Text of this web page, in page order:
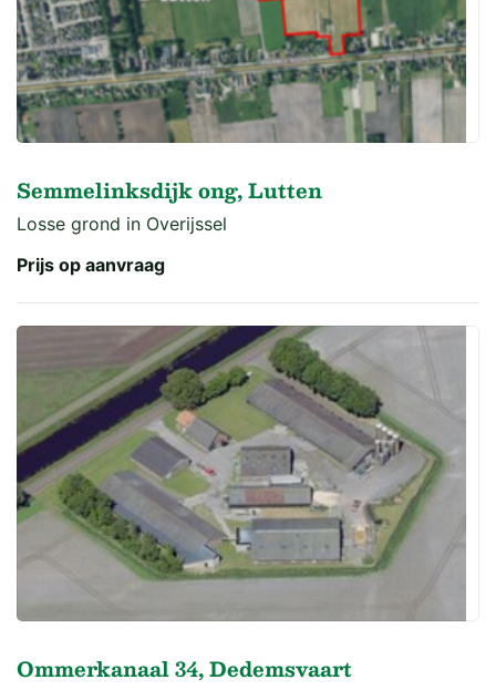
Semmelinksdijk ong, Lutten
Losse grond in Overijssel
Prijs op aanvraag
Ommerkanaal 34, Dedemsvaart